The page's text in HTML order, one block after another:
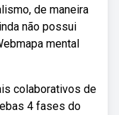
de maneira
não possui
mental
colaborativos de
4 fases do